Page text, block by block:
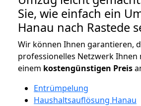
Sie, wie einfach ein
Hanau nach Rastede
Wir können Ihnen garantieren,
professionelles Netzwerk Ihnen
einem kostengünstigen Preis
Entrümpelung
Haushaltsauflösung Hanau